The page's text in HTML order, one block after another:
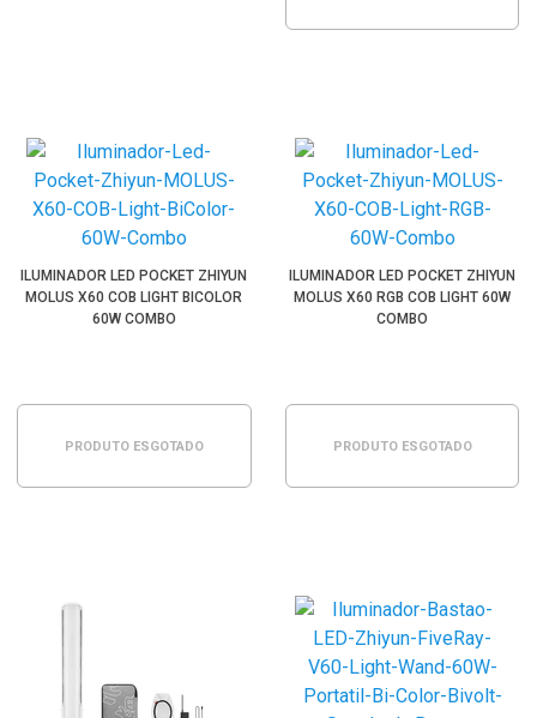
ILUMINADOR LED POCKET ZHIYUN
MOLUS X60 COB LIGHT BICOLOR
60W COMBO
PRODUTO ESGOTADO
ILUMINADOR LED POCKET ZHIYUN
MOLUS X60 RGB COB LIGHT 60W
COMBO
PRODUTO ESGOTADO